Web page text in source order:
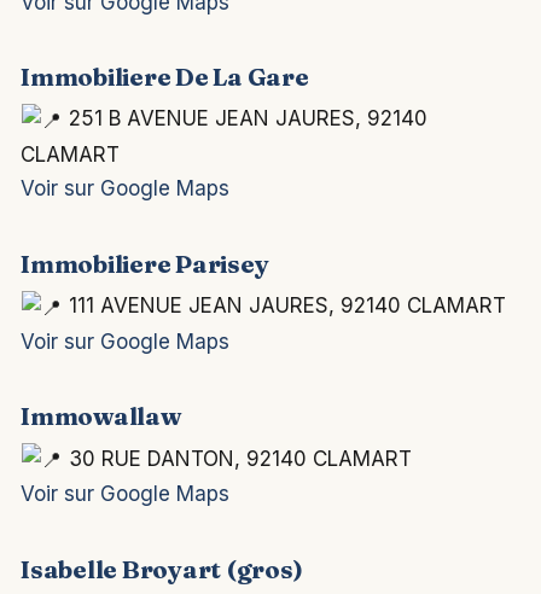
Immobiliere De La Gare
251 B AVENUE JEAN JAURES, 92140
CLAMART
Voir sur Google Maps
Immobiliere Parisey
111 AVENUE JEAN JAURES, 92140 CLAMART
Voir sur Google Maps
Immowallaw
30 RUE DANTON, 92140 CLAMART
Voir sur Google Maps
Isabelle Broyart (gros)